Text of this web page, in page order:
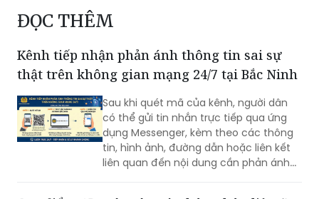
ĐỌC THÊM
Kênh tiếp nhận phản ánh thông tin sai sự
thật trên không gian mạng 24/7 tại Bắc Ninh
Sau khi quét mã của kênh, người dân
có thể gửi tin nhắn trực tiếp qua ứng
dụng Messenger, kèm theo các thông
tin, hình ảnh, đường dẫn hoặc liên kết